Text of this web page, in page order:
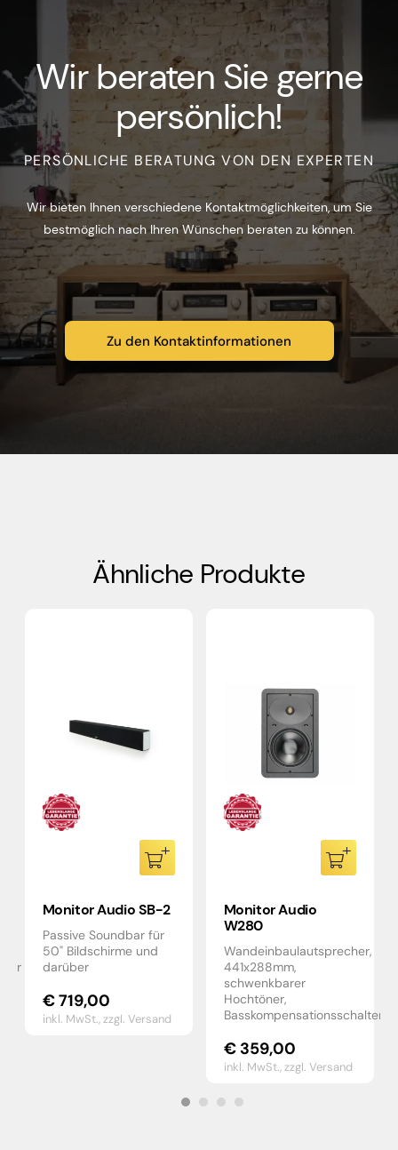
Wir beraten Sie gerne
persönlich!
PERSÖNLICHE BERATUNG VON DEN EXPERTEN
Wir bieten Ihnen verschiedene Kontaktmöglichkeiten, um Sie
bestmöglich nach Ihren Wünschen beraten zu können.
Zu den Kontaktinformationen
Ähnliche Produkte
Monitor Audio SB-2
Passive Soundbar für
50" Bildschirme und
darüber
€719,00
inkl. MwSt.,zzgl. Versand
Monitor Audio
W280
Wandeinbaulautsprecher,
441x288mm,
schwenkbarer
Hochtöner,
Basskompensationsschalter
€359,00
inkl. MwSt.,zzgl. Versand